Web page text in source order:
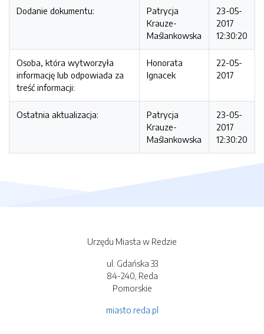
Dodanie dokumentu:
Patrycja
Krauze-
Maślankowska
23-05-
2017
12:30:20
Osoba, która wytworzyła
informację lub odpowiada za
treść informacji:
Honorata
Ignacek
22-05-
2017
Ostatnia aktualizacja:
Patrycja
Krauze-
Maślankowska
23-05-
2017
12:30:20
Urzędu Miasta w Redzie
ul. Gdańska 33
84-240, Reda
Pomorskie
miasto.reda.pl